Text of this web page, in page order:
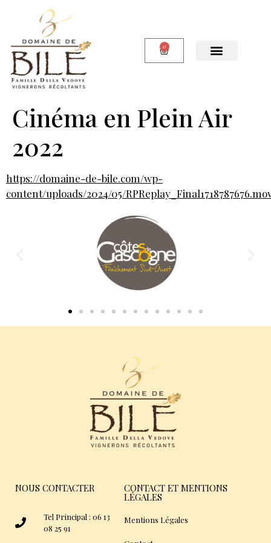
0
Cinéma en Plein Air
2022
https://domaine-de-bile.com/wp-
content/uploads/2024/05/
NOUS CONTACTER
Tel Principal : 06 13
08 25 91
CONTACT ET MENTIONS
LÉGALES
Mentions Légales